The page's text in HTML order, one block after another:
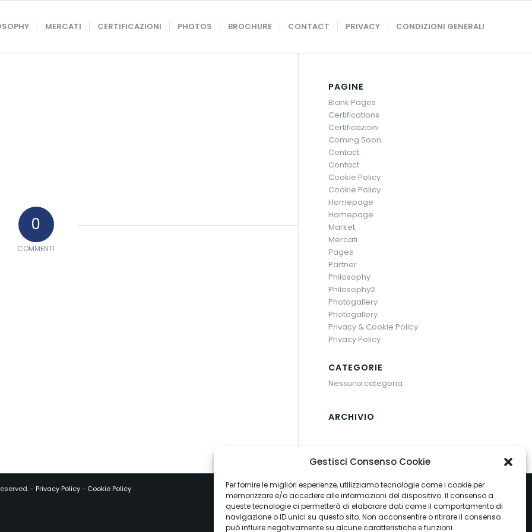
Gestisci Consenso Cookie
Per fornire le migliori esperienze, utilizziamo tecnologie come i cookie per
memorizzare e/o accedere alle informazioni del dispositivo. Il consenso a
queste tecnologie ci permetterà di elaborare dati come il comportamento di
navigazione o ID unici su questo sito. Non acconsentire o ritirare il consenso
può influire negativamente su alcune caratteristiche e funzioni.
MERCATI CERTIFICAZIONI PHOTOS BROCHURE CONTACT PRIVACY CONDIZIONI GENERALI
0
COMMENTI
PAGINE
Blank Pages
Certifications
Certificazioni
Coming Soon
Contact
Contact
Cookie Policy
Cookie Policy
Homepage
Homepage
Market
Mercati
Pages
Partner
Philosophy
Philosophy2
Photogallery
Photogallery
Privacy & Cookie Policy
Privacy Policy
CATEGORIE
Nessuna categoria
ARCHIVIO
- Privacy Policy- Cookie Policy